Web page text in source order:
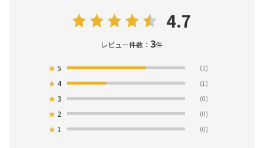
4.7
レビュー件数：3件
★5 (2)
★4 (1)
★3 (0)
★ 2 (0)
★ 1 (0)